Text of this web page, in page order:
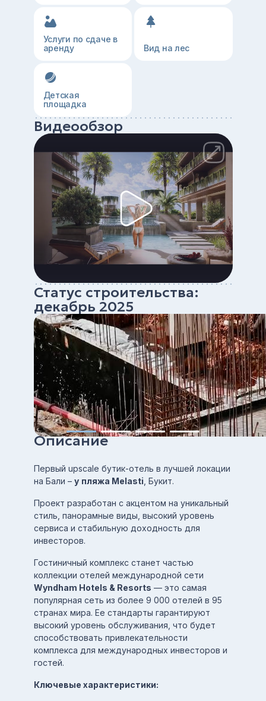
Услуги по сдаче в
аренду
Вид на лес
Детская
площадка
Видеообзор
Статус строительства:
декабрь 2025
Описание
Первый upscale бутик-отель в лучшей локации
на Бали – у пляжа Melasti , Букит.
Проект разработан с акцентом на уникальный
стиль, панорамные виды, высокий уровень
сервиса и стабильную доходность для
инвесторов.
Гостиничный комплекс станет частью
коллекции отелей международной сети
Wyndham Hotels & Resorts — это самая
популярная сеть из более 9 000 отелей в 95
странах мира. Ее стандарты гарантируют
высокий уровень обслуживания, что будет
способствовать привлекательности
комплекса для международных инвесторов и
гостей.
Ключевые характеристики: